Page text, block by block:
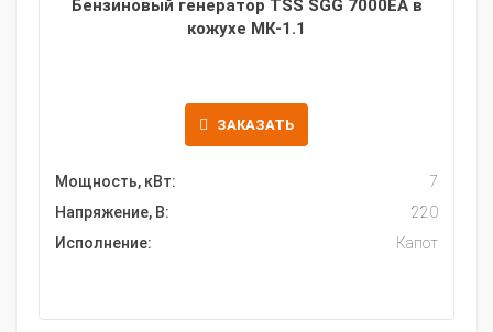
Бензиновый генератор TSS SGG 7000EA в
кожухе МК-1.1
ЗАКАЗАТЬ
Мощность, кВт:
7
Напряжение, В:
220
Исполнение:
Капот